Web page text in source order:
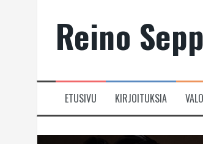
Reino
ETUSIVU KIRJOITUKSIA